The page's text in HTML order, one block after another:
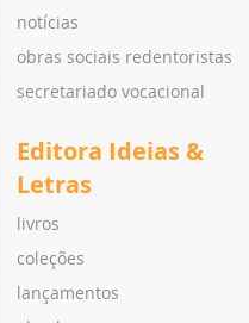
notícias
obras sociais redentoristas
secretariado vocacional
Editora Ideias &
Letras
livros
coleções
lançamentos